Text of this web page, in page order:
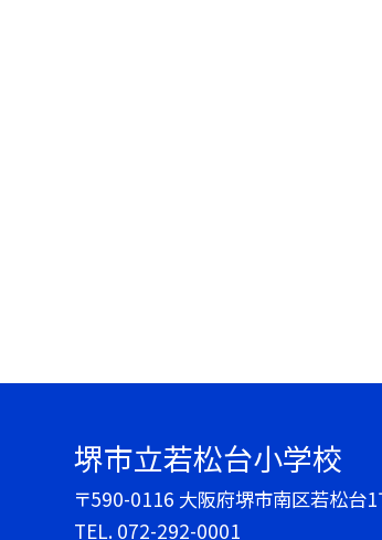
堺市立若松台小学校
〒590-0116 大阪府堺市南区若松台
TEL. 072-292-0001